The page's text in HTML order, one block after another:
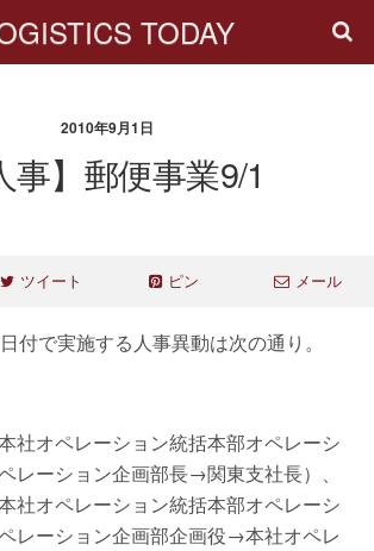
TODAY
2010年9月1日
事】郵便事業9/1
ツイート ピン メール
付で実施する人事異動は次の通り。
社オペレーション統括本部オペレーシ
レーション企画部長→関東支社長）、
社オペレーション統括本部オペレーシ
レーション企画部企画役→本社オペレ